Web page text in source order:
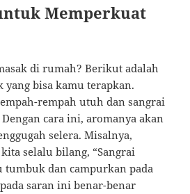
Memperkuat
di rumah? Berikut adalah
yang bisa kamu terapkan.
rempah utuh dan sangrai
cara ini, aromanya akan
selera. Misalnya,
selalu bilang, “Sangrai
tumbuk dan campurkan pada
saran ini benar-benar